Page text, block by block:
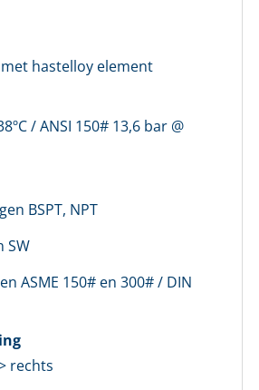
met hastelloy element
/ ANSI 150# 13,6 bar @
BSPT, NPT
SW
ASME 150# en 300# / DIN
rechts
account aan